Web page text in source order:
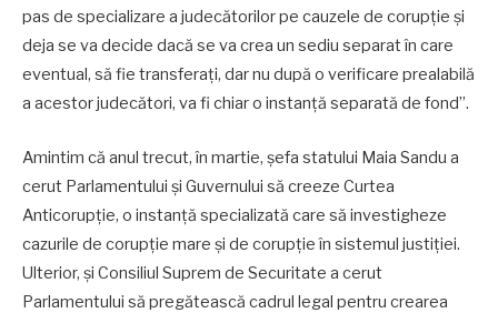
pas de specializare a judecătorilor pe cauzele de corupție și
deja se va decide dacă se va crea un sediu separat în care
eventual, să fie transferați, dar nu după o verificare prealabilă
a acestor judecători, va fi chiar o instanță separată de fond”.
Amintim că anul trecut, în martie, șefa statului Maia Sandu a
cerut Parlamentului și Guvernului să creeze Curtea
Anticorupție, o instanță specializată care să investigheze
cazurile de corupție mare și de corupție în sistemul justiției.
Ulterior, și Consiliul Suprem de Securitate a cerut
Parlamentului să pregătească cadrul legal pentru crearea